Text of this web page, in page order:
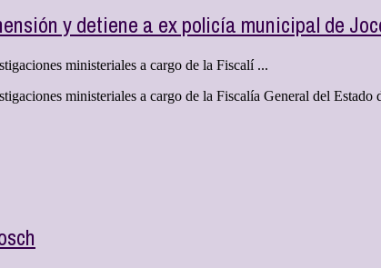
y detiene a ex policía municipal de
ministeriales a cargo de la Fiscalí ...
ministeriales a cargo de la Fiscalía General del